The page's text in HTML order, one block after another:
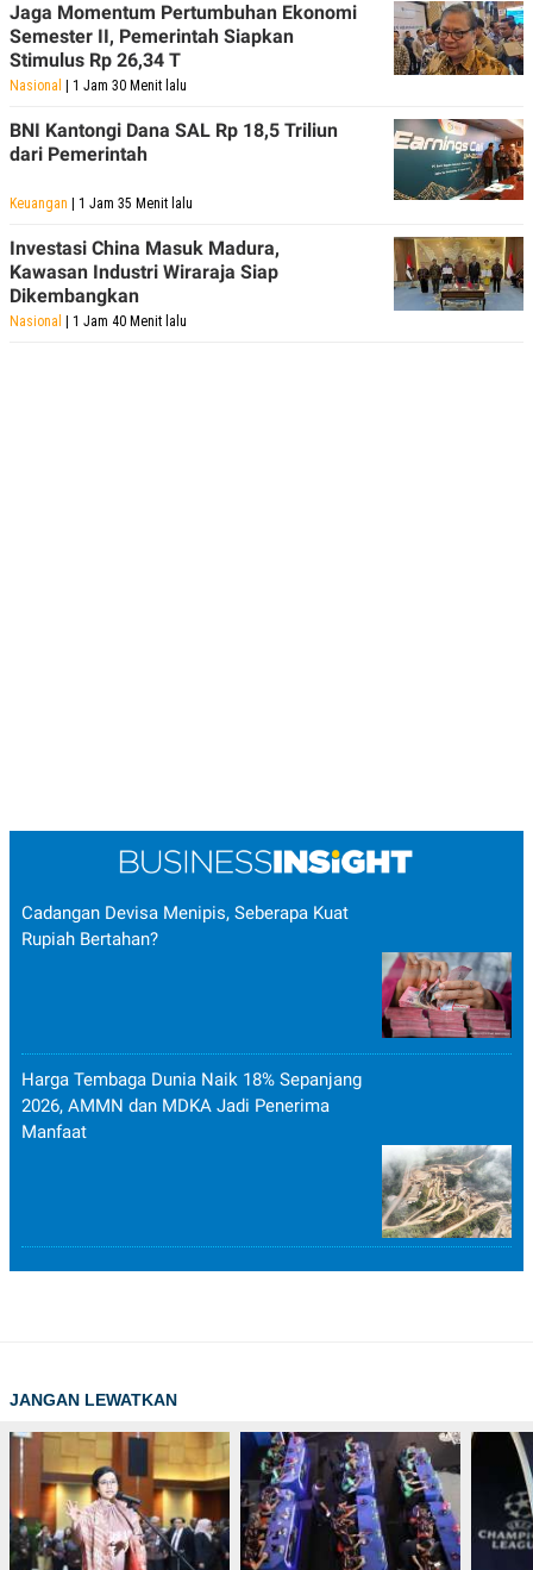
Jaga Momentum Pertumbuhan Ekonomi
Semester II, Pemerintah Siapkan
Stimulus Rp 26,34 T
Nasional | 1 Jam 30 Menit lalu
BNI Kantongi Dana SAL Rp 18,5 Triliun
dari Pemerintah
Keuangan | 1 Jam 35 Menit lalu
Investasi China Masuk Madura,
Kawasan Industri Wiraraja Siap
Dikembangkan
Nasional | 1 Jam 40 Menit lalu
Cadangan Devisa Menipis, Seberapa Kuat
Rupiah Bertahan?
Harga Tembaga Dunia Naik 18% Sepanjang
2026, AMMN dan MDKA Jadi Penerima
Manfaat
JANGAN LEWATKAN